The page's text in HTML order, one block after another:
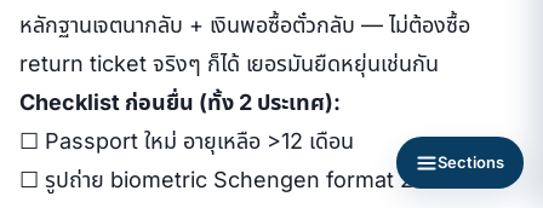
หลักฐานเจตนากลับ + เงินพอซื้อตั๋วกลับ — ไม่ต้องซื้อ
return ticket จริงๆ ก็ได้ เยอรมันยืดหยุ่นเช่นกัน
Checklist ก่อนยื่น (ทั้ง 2 ประเทศ):
☐ Passport ใหม่ อายุเหลือ >12 เดือน
☐ รูปถ่าย biometric Schengen format 2 ใบ
Sections